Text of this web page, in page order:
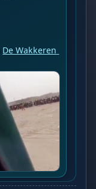
De Wakkeren